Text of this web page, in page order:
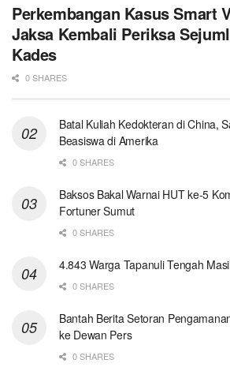
Perkembangan Kasus Smart
Jaksa Kembali Periksa
Kades
0 SHARES
Batal Kuliah Kedokteran di China,
Beasiswa di Amerika
0 SHARES
Baksos Bakal Warnai HUT ke-5
Fortuner Sumut
0 SHARES
4.843 Warga Tapanuli Tengah
0 SHARES
Bantah Berita Setoran
ke Dewan Pers
0 SHARES